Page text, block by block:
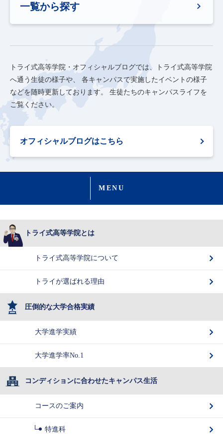
一覧から探す
トライ式高等学院・オフィシャルブログでは、トライ式高等学院
へ通う生徒の様子や、
各キャンパスで実施したイベントの様子
などを随時更新しております。
生徒たちのキャンパスライフを
ご覧ください。
オフィシャルブログはこちら
MENU
トライ式高等学院とは
トライ式高等学院について
トライが選ばれる理由
圧倒的な大学合格実績
大学進学実績
大学進学率No.1
コンディションに合わせたキャンパス生活
コースのご案内
特進科